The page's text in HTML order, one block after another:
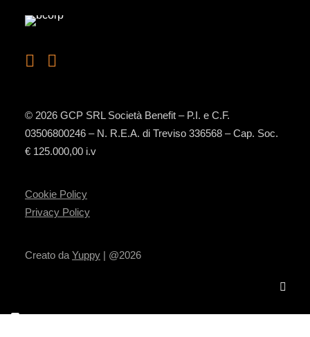
© 2026 GCP SRL Società Benefit – P.I. e C.F.
03506800246 – N. R.E.A. di Treviso 336568 – Cap. Soc.
€ 125.000,00 i.v
Cookie Policy
Privacy Policy
Creato da Yuppy | @2026